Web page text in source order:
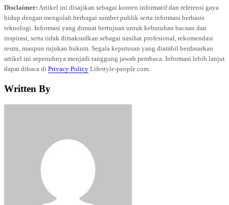
Disclaimer: Artikel ini disajikan sebagai konten informatif dan referensi gaya
hidup dengan mengolah berbagai sumber publik serta informasi berbasis
teknologi. Informasi yang dimuat bertujuan untuk kebutuhan bacaan dan
inspirasi, serta tidak dimaksudkan sebagai nasihat profesional, rekomendasi
resmi, maupun rujukan hukum. Segala keputusan yang diambil berdasarkan
artikel ini sepenuhnya menjadi tanggung jawab pembaca. Informasi lebih lanjut
dapat dibaca di Privacy Policy Lifestyle-people.com.
Written By